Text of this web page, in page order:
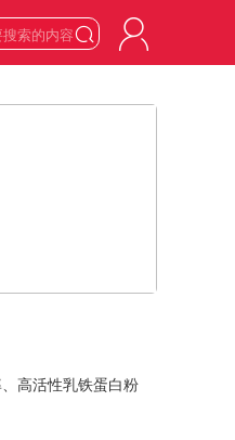

高活性乳铁蛋白粉